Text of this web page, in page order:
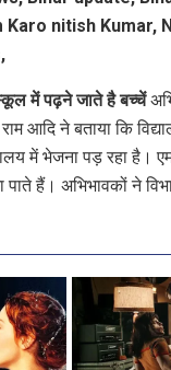
में पढ़ने जाते है बच्चें
आदि ने बताया कि
में भेजना पड़ रहा है।
पाते हैं। अभिभावकों ने